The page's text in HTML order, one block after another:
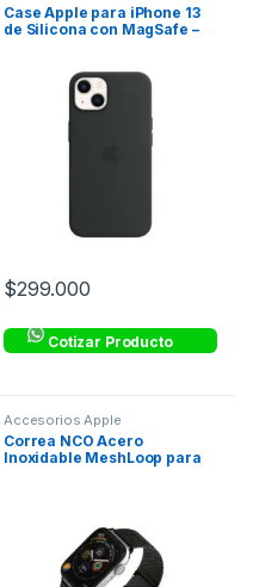
Case Apple para iPhone 13
de Silicona con MagSafe –
$299.000
Cotizar Producto
Accesorios Apple
Correa NCO Acero
Inoxidable MeshLoop para